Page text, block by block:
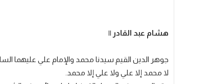
هشام عبد القادر ||
جوهر الدين القيم سيدنا محمد والإمام علي عليهما
لا محمد إلا علي ولا علي إلا محمد.